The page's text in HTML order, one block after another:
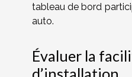
tableau de bord
auto.
Évaluer la